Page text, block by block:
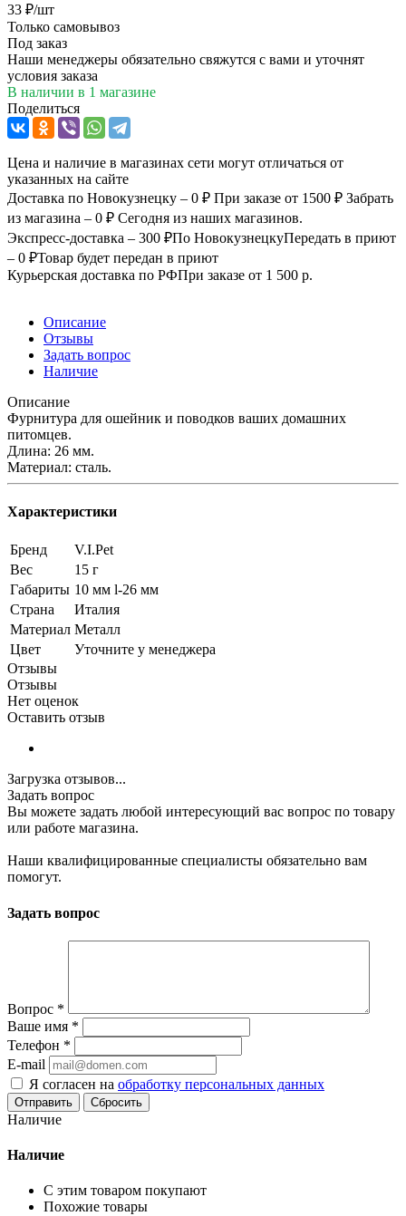
33 ₽/шт
Только самовывоз
Под заказ
Наши менеджеры обязательно свяжутся с вами и уточнят
условия заказа
В наличии в 1 магазине
Поделиться
Цена и наличие в магазинах сети могут отличаться от
указанных на сайте
Доставка по Новокузнецку – 0 ₽ При заказе от 1500 ₽ Забрать
из магазина – 0 ₽ Сегодня из наших магазинов.
Экспресс-доставка – 300 ₽По НовокузнецкуПередать в приют
– 0 ₽Товар будет передан в приют
Курьерская доставка по РФПри заказе от 1 500 р.
Описание
Отзывы
Задать вопрос
Наличие
Описание
Фурнитура для ошейник и поводков ваших домашних
питомцев.
Длина: 26 мм.
Материал: сталь.
Характеристики
Бренд
V.I.Pet
Вес
15 г
Габариты 10 мм l-26 мм
Страна
Италия
Материал Металл
Цвет
Уточните у менеджера
Отзывы
Отзывы
Нет оценок
Оставить отзыв
Загрузка отзывов...
Задать вопрос
Вы можете задать любой интересующий вас вопрос по товару
или работе магазина.
Наши квалифицированные специалисты обязательно вам
помогут.
Задать вопрос
Вопрос *
Ваше имя *
Телефон *
E-mail
Я согласен на обработку персональных данных
Сбросить
Наличие
Наличие
С этим товаром покупают
Похожие товары